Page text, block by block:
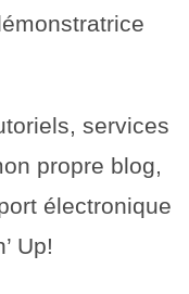
services
propre blog,
électronique
Up!